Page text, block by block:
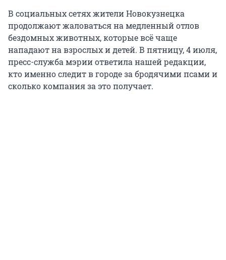
В социальных сетях жители Новокузнецка
продолжают жаловаться на медленный отлов
бездомных животных, которые всё чаще
нападают на взрослых и детей. В пятницу, 4 июля,
пресс-служба мэрии ответила нашей редакции,
кто именно следит в городе за бродячими псами и
сколько компания за это получает.